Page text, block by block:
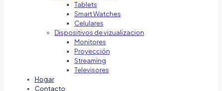
Tablets
Smart Watches
Celulares
Dispositivos de vizualizacion
Monitores
Proyección
Streaming
Televisores
Hogar
Contacto